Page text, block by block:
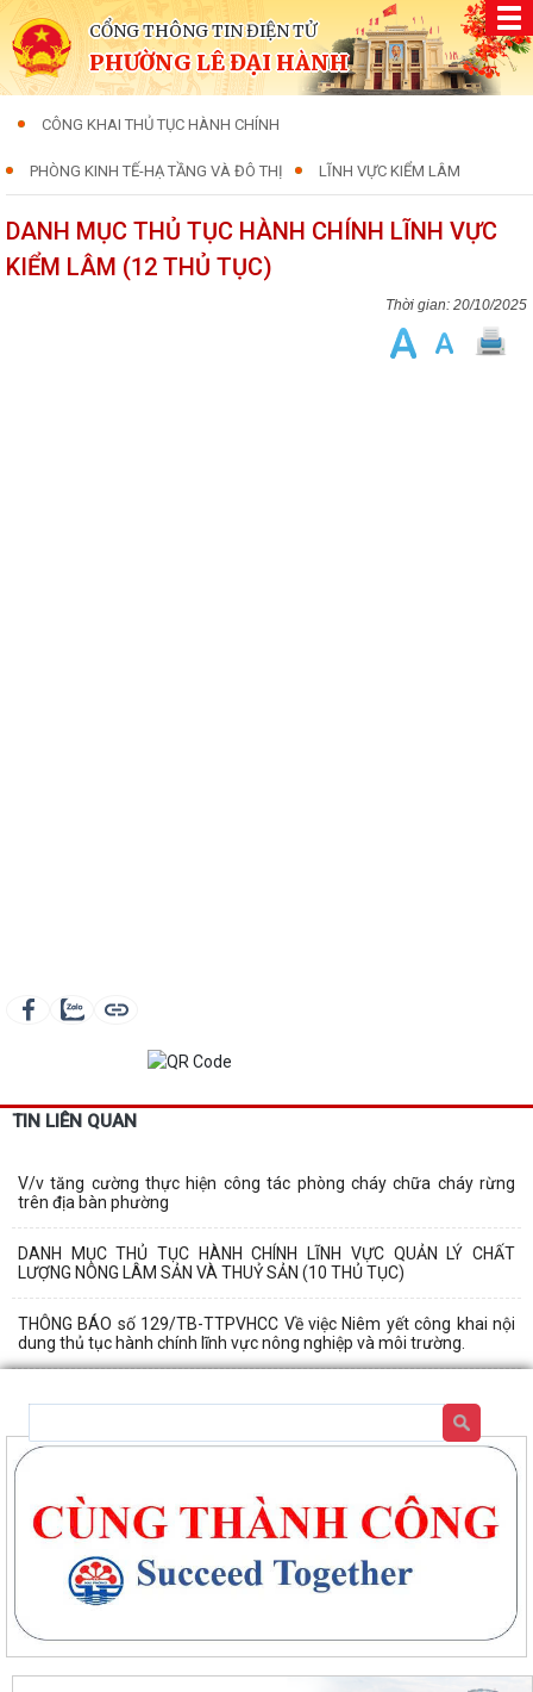
CỔNG THÔNG TIN ĐIỆN TỬ
PHƯỜNG LÊ ĐẠI HÀNH
CÔNG KHAI THỦ TỤC HÀNH CHÍNH
PHÒNG KINH TẾ-HẠ TẦNG VÀ ĐÔ THỊ LĨNH VỰC KIỂM LÂM
DANH MỤC THỦ TỤC HÀNH CHÍNH LĨNH VỰC
KIỂM LÂM (12 THỦ TỤC)
20/10/2025
TIN LIÊN QUAN
V/v tăng cường thực hiện công tác phòng cháy chữa cháy rừng
trên địa bàn phường
DANH MỤC THỦ TỤC HÀNH CHÍNH LĨNH VỰC QUẢN LÝ CHẤT
LƯỢNG NÔNG LÂM SẢN VÀ THUỶ SẢN (10 THỦ TỤC)
THÔNG BÁO số 129/TB-TTPVHCC Về việc Niêm yết công khai nội
dung thủ tục hành chính lĩnh vực nông nghiệp và môi trường.